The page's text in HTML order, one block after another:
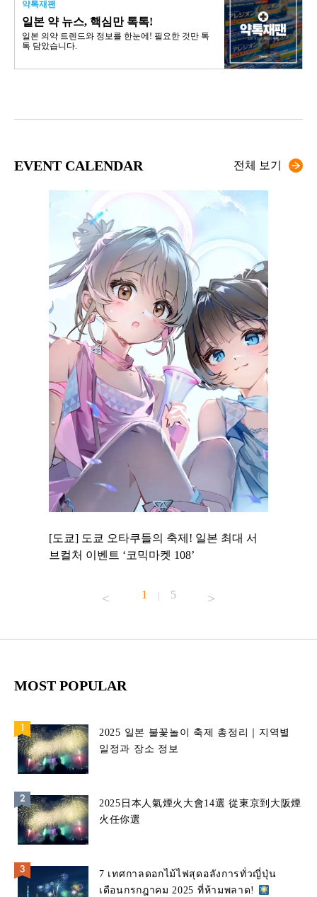
약톡재팬
일본 약 뉴스, 핵심만 톡톡!
일본 의약 트렌드와 정보를 한눈에! 필요한 것만 톡
톡 담았습니다.
EVENT CALENDAR 전체 보기
[도쿄] 도쿄 오타쿠들의 축제! 일본 최대 서
브컬처 이벤트 ‘코믹마켓 108’
1 | 5
MOST POPULAR
2025 일본 불꽃놀이 축제 총정리｜지역별
일정과 장소 정보
2025日本人氣煙火大會14選 從東京到大阪煙
火任你選
7 เทศกาลดอกไม้ไฟสุดอลังการทั่วญี่ปุ่น
เดือนกรกฎาคม 2025 ที่ห้ามพลาด!